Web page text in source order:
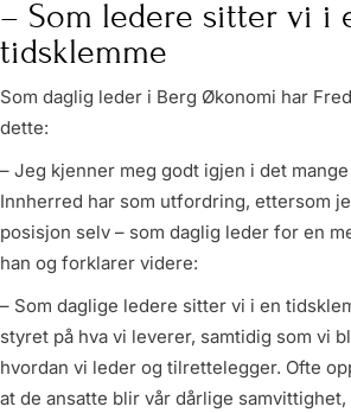
– Som ledere sitter vi i
tidsklemme
Som daglig leder i Berg Økonomi har
dette:
– Jeg kjenner meg godt igjen i det
Innherred har som utfordring, ettersom
posisjon selv – som daglig leder for en
han og forklarer videre:
– Som daglige ledere sitter vi i en
styret på hva vi leverer, samtidig som vi
hvordan vi leder og tilrettelegger. Ofte
at de ansatte blir vår dårlige